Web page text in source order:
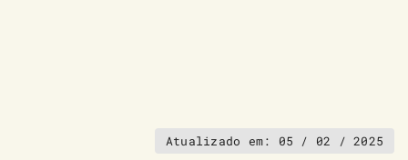
Atualizado em: 05 / 02 / 2025